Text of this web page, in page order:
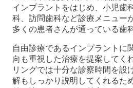
インプラントをはじめ、小児歯
科、訪問歯科など診療メニュー
多くの患者さんが通っている歯
自由診療であるインプラントに
向も重視した治療を提案してく
リングでは十分な診察時間を設
解もしっかり説明してくれるた